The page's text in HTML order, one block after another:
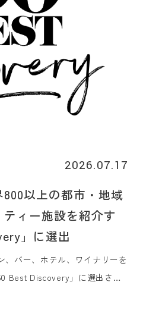
2026.07.17
以上の都市・地域
ィー施設を紹介す
」に選出
、バー、ホテル、ワイナリーを
Best Discovery」に選出され